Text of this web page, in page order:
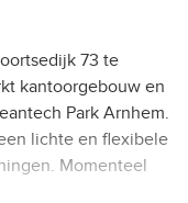
73 te
kantoorgebouw en
Park Arnhem.
lichte en flexibele
Momenteel